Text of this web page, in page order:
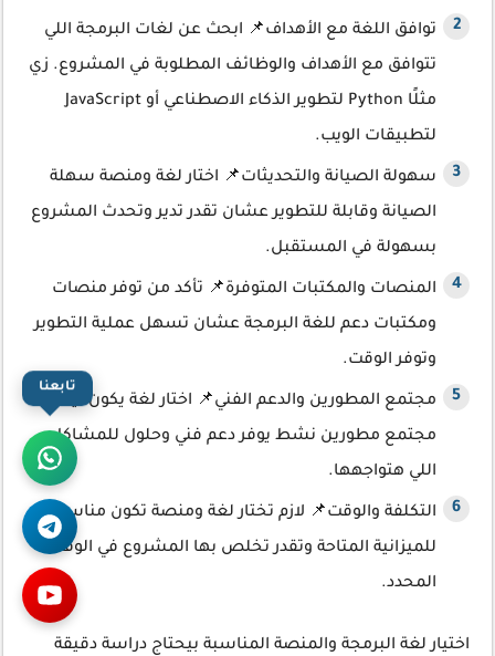
توافق اللغة مع الأهداف📌 ابحث عن لغات البرمجة اللي
تتوافق مع الأهداف والوظائف المطلوبة في المشروع. زي
مثلًا Python لتطوير الذكاء الاصطناعي أو JavaScript
لتطبيقات الويب.
سهولة الصيانة والتحديثات📌 اختار لغة ومنصة سهلة
الصيانة وقابلة للتطوير عشان تقدر تدير وتحدث المشروع
بسهولة في المستقبل.
المنصات والمكتبات المتوفرة📌 تأكد من توفر منصات
ومكتبات دعم للغة البرمجة عشان تسهل عملية التطوير
وتوفر الوقت.
مجتمع المطورين والدعم الفني📌 اختار لغة يكون ليها
مجتمع مطورين نشط يوفر دعم فني وحلول للمشاكل
اللي هتواجهها.
التكلفة والوقت📌 لازم تختار لغة ومنصة تكون مناسبة
للميزانية المتاحة وتقدر تخلص بها المشروع في الوقت
المحدد.
اختيار لغة البرمجة والمنصة المناسبة بيحتاج دراسة دقيقة
تابعنا